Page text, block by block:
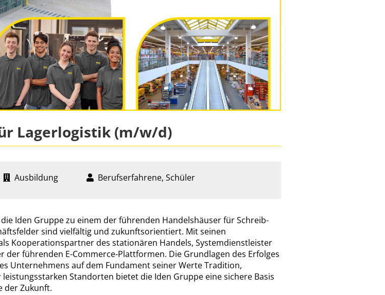
Lagerlogistik (m/w/d)
Ausbildung Berufserfahrene, Schüler
Iden Gruppe zu einem der führenden Handelshäuser für Schreib-
sind vielfältig und zukunftsorientiert. Mit seinen
Kooperationspartner des stationären Handels, Systemdienstleister
führenden E-Commerce-Plattformen. Die Grundlagen des Erfolges
Unternehmens auf dem Fundament seiner Werte Tradition,
Standorten bietet die Iden Gruppe eine sichere Basis
der Zukunft.